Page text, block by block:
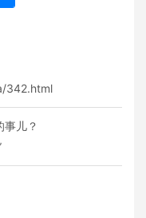
342.html
事儿？